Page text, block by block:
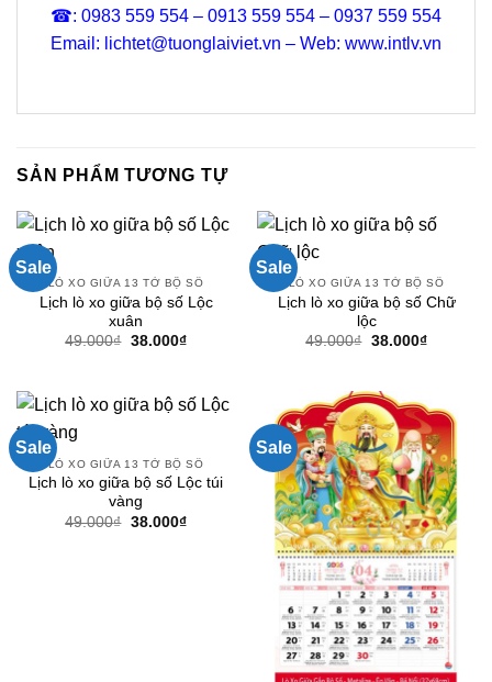
☎: 0983 559 554 – 0913 559 554 – 0937 559 554
Email: lichtet@tuonglaiviet.vn – Web: www.intlv.vn
SẢN PHẨM TƯƠNG TỰ
Sale
LÒ XO GIỮA 13 TỜ BỘ SỐ
Lịch lò xo giữa bộ số Lộc
xuân
49.000₫ Giá
38.000₫Giá
38.000₫.
Sale
LÒ XO GIỮA 13 TỜ BỘ SỐ
Lịch lò xo giữa bộ số Chữ
lộc
49.000₫ Giá
38.000₫Giá
Sale
LÒ XO GIỮA 13 TỜ BỘ SỐ
Lịch lò xo giữa bộ số Lộc túi
vàng
49.000₫ Giá
38.000₫Giá
Sale